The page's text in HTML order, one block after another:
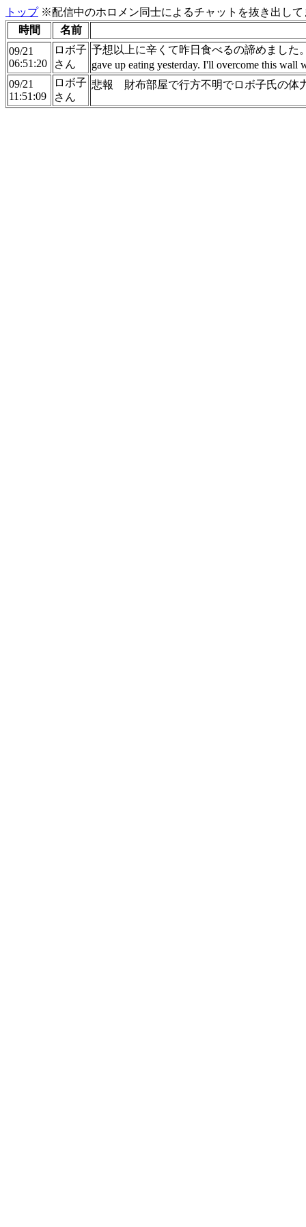
トップ※配信中のホロメン同士によるチャットを抜き出して
時間
名前
09/21
06:51:20
ロボ子
さん
予想以上に辛くて昨日食べるの諦めました
gave up eating yesterday. I'll overcome this wall
09/21
11:51:09
ロボ子
さん
悲報 財布部屋で行方不明でロボ子氏の体